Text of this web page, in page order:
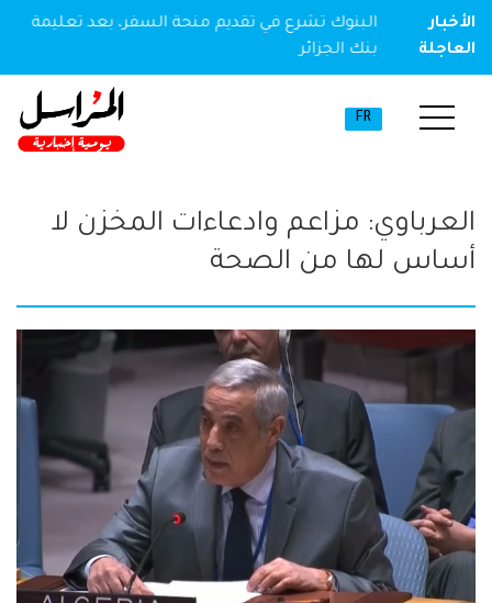
الأخبار
العاجلة
مخدر
البنوك تشرع في تقديم منحة السفر، بعد تعليمة
بنك الجزائر
FR
العرباوي: مزاعم وادعاءات المخزن لا
أساس لها من الصحة